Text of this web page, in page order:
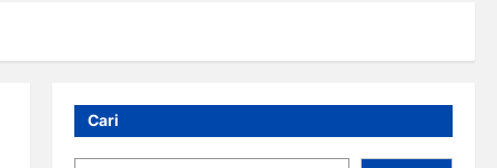
Cari